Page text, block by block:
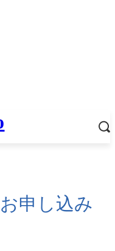
申し込み